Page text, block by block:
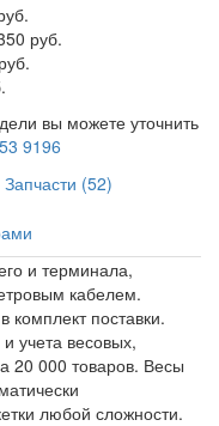
руб.
вы можете уточнить
9196
Запчасти (52)
и терминала,
кабелем.
комплект поставки.
учета весовых,
20 000 товаров. Весы
любой сложности.